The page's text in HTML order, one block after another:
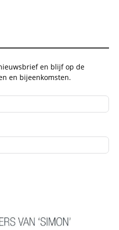
en blijf op de
en bijeenkomsten.